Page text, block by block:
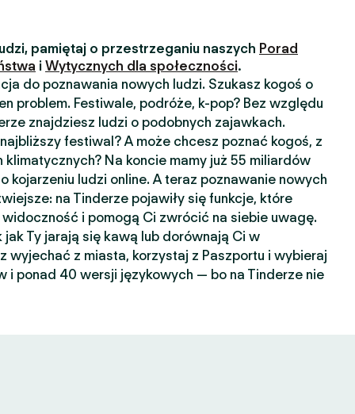
pamiętaj o przestrzeganiu naszych Porad
i Wytycznych dla społeczności.
do poznawania nowych ludzi. Szukasz kogoś o
problem. Festiwale, podróże, k-pop? Bez względu
znajdziesz ludzi o podobnych zajawkach.
festiwal? A może chcesz poznać kogoś, z
klimatycznych? Na koncie mamy już 55 miliardów
kojarzeniu ludzi online. A teraz poznawanie nowych
na Tinderze pojawiły się funkcje, które
i pomogą Ci zwrócić na siebie uwagę.
Ty jarają się kawą lub dorównają Ci w
wyjechać z miasta, korzystaj z Paszportu i wybieraj
i ponad 40 wersji językowych — bo na Tinderze nie